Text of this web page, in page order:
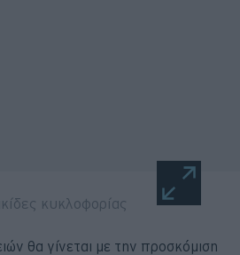
θα γίνεται με την προσκόμιση